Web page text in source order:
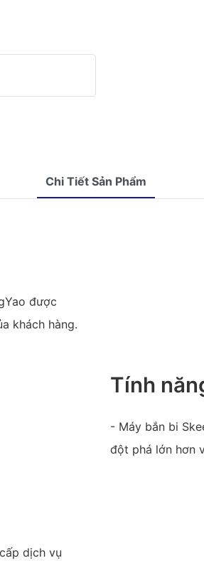
Chi Tiết Sản Phẩm
được
khách hàng.
Tính
- Máy bắn bi
đột phá lớn hơn
dịch vụ